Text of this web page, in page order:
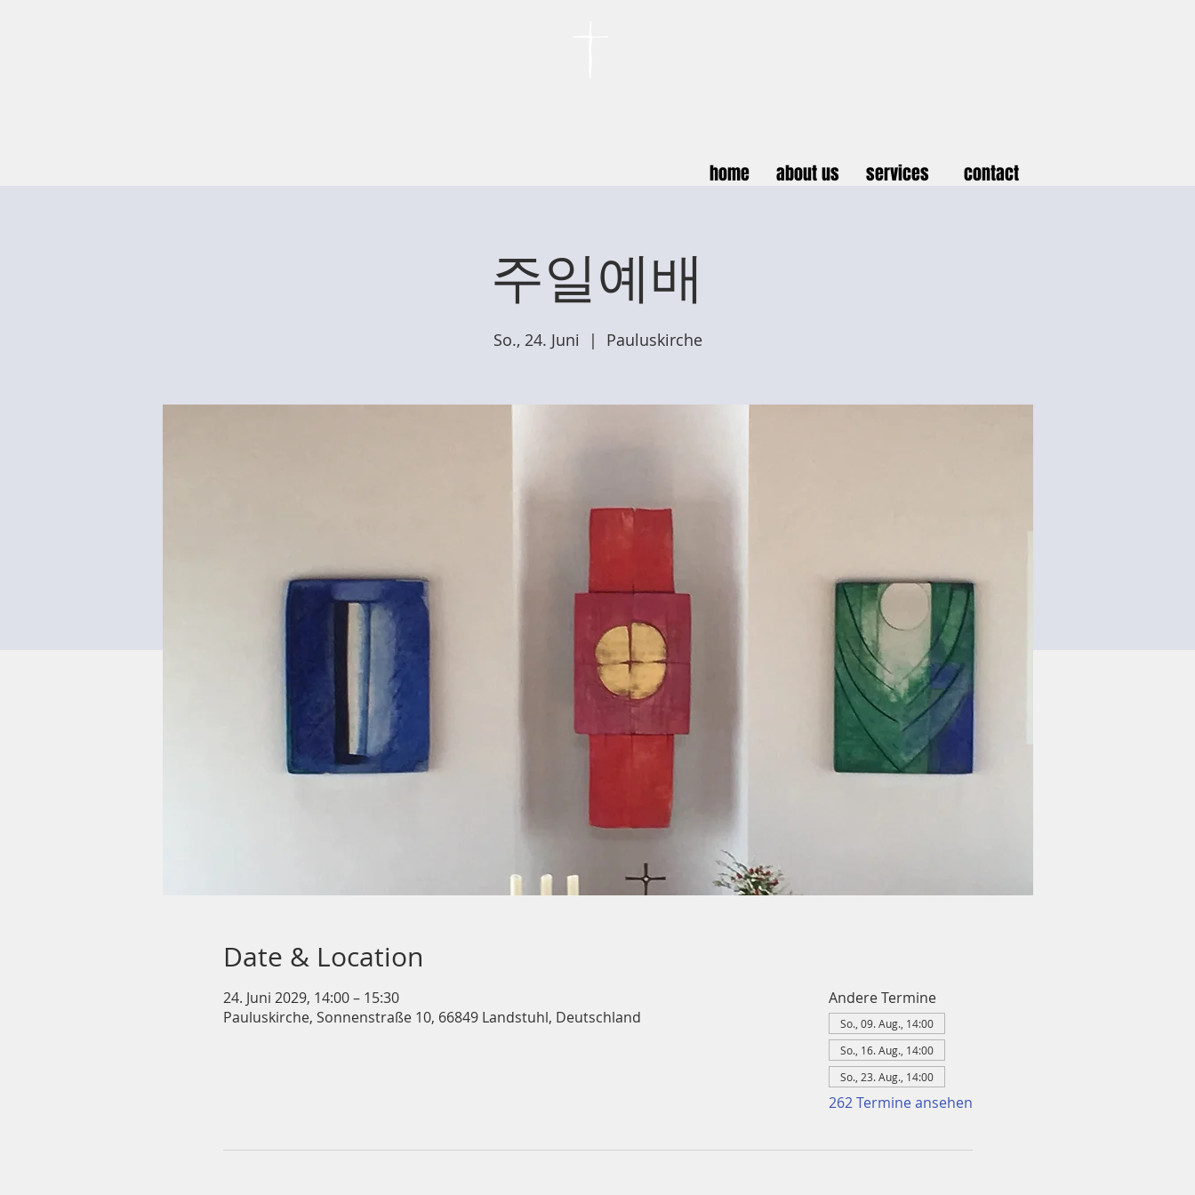
home about us services contact
주일예배
So., 24. Juni
  |
Pauluskirche
Date & Location
24. Juni 2029, 14:00 – 15:30
Pauluskirche, Sonnenstraße 10, 66849 Landstuhl, Deutschland
Andere Termine
So., 09. Aug., 14:00
So., 16. Aug., 14:00
So., 23. Aug., 14:00
262 Termine ansehen